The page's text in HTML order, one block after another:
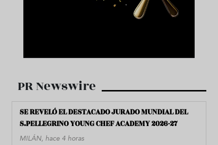
PR Newswire
SE REVELÓ EL DESTACADO JURADO MUNDIAL DEL
S.PELLEGRINO YOUNG CHEF ACADEMY 2026-27
MILÁN, hace 4 horas